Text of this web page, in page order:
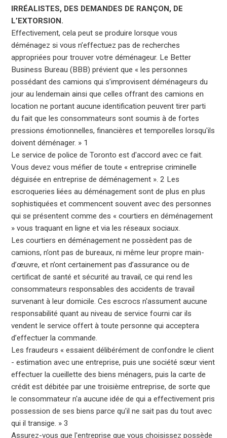
IRRÉALISTES, DES DEMANDES DE RANÇON, DE
L’EXTORSION.
Effectivement, cela peut se produire lorsque vous
déménagez si vous n’effectuez pas de recherches
appropriées pour trouver votre déménageur. Le Better
Business Bureau (BBB) prévient que « les personnes
possédant des camions qui s’improvisent déménageurs du
jour au lendemain ainsi que celles offrant des camions en
location ne portant aucune identification peuvent tirer parti
du fait que les consommateurs sont soumis à de fortes
pressions émotionnelles, financières et temporelles lorsqu'ils
doivent déménager. » 1
Le service de police de Toronto est d'accord avec ce fait.
Vous devez vous méfier de toute « entreprise criminelle
déguisée en entreprise de déménagement ». 2 Les
escroqueries liées au déménagement sont de plus en plus
sophistiquées et commencent souvent avec des personnes
qui se présentent comme des « courtiers en déménagement
» vous traquant en ligne et via les réseaux sociaux.
Les courtiers en déménagement ne possèdent pas de
camions, n’ont pas de bureaux, ni même leur propre main-
d’œuvre, et n’ont certainement pas d’assurance ou de
certificat de santé et sécurité au travail, ce qui rend les
consommateurs responsables des accidents de travail
survenant à leur domicile. Ces escrocs n'assument aucune
responsabilité quant au niveau de service fourni car ils
vendent le service offert à toute personne qui acceptera
d’effectuer la commande.
Les fraudeurs « essaient délibérément de confondre le client
- estimation avec une entreprise, puis une société sœur vient
effectuer la cueillette des biens ménagers, puis la carte de
crédit est débitée par une troisième entreprise, de sorte que
le consommateur n'a aucune idée de qui a effectivement pris
possession de ses biens parce qu'il ne sait pas du tout avec
qui il transige. » 3
Assurez-vous que l'entreprise que vous choisissez possède